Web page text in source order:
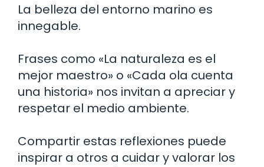
La belleza del entorno marino es
innegable.
Frases como «La naturaleza es el
mejor maestro» o «Cada ola cuenta
una historia» nos invitan a apreciar y
respetar el medio ambiente.
Compartir estas reflexiones puede
inspirar a otros a cuidar y valorar los